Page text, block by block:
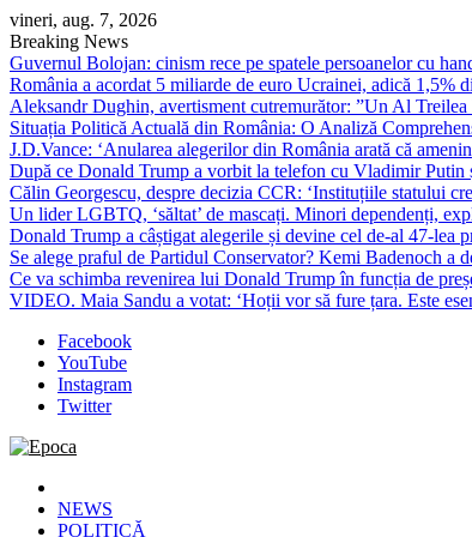
Skip
to
content
vineri, aug. 7, 2026
Breaking News
Guvernul Bolojan: cinism rece pe spatele persoanelor cu
România a acordat 5 miliarde de euro Ucrainei, adică 1,5%
Aleksandr Dughin, avertisment cutremurător: ”Un Al
Situația Politică Actuală din România: O Analiză
J.D.Vance: ‘Anularea alegerilor din România arată că
După ce Donald Trump a vorbit la telefon cu Vladimir Putin
Călin Georgescu, despre decizia CCR: ‘Instituțiile statului
Un lider LGBTQ, ‘săltat’ de mascați. Minori dependenți,
Donald Trump a câștigat alegerile și devine cel de-al 47-lea
Se alege praful de Partidul Conservator? Kemi Badenoch
Ce va schimba revenirea lui Donald Trump în funcția de
VIDEO. Maia Sandu a votat: ‘Hoții vor să fure țara. Este
Facebook
YouTube
Instagram
Twitter
Epoca
Cele mai noi știri online din România
NEWS
POLITICĂ